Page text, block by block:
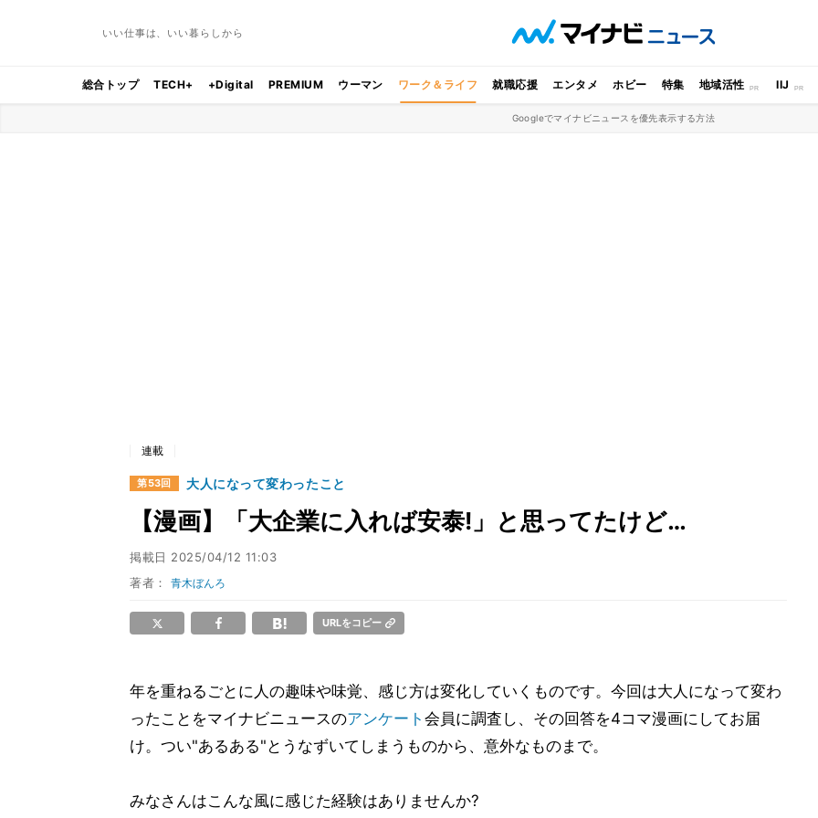
いい仕事は、いい暮らしから
総合トップ TECH+ +Digital PREMIUM ウーマン ワーク＆ライフ 就職応援 エンタメ ホビー 特集 地域活性 IIJ
Googleでマイナビニュースを優先表示する方法
連載
第53回 大人になって変わったこと
【漫画】「大企業に入れば安泰!」と思ってたけど…
掲載日 2025/04/12 11:03
著者：青木ぼんろ
URLをコピー
年を重ねるごとに人の趣味や味覚、感じ方は変化していくものです。今回は大人になって変わ
ったことをマイナビニュースのアンケート 会員に調査し、その回答を4コマ漫画にしてお届
け。つい"あるある"とうなずいてしまうものから、意外なものまで。
みなさんはこんな風に感じた経験はありませんか?